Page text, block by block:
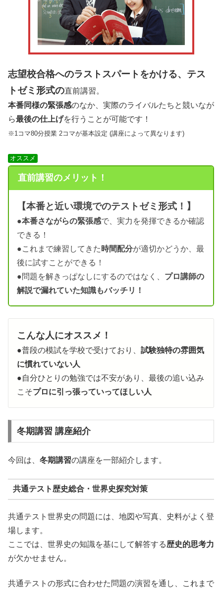
志望校合格へのラストスパートをかける、テス
トゼミ形式の直前講習。
本番同様の緊張感のなか、実際のライバルたちと競いなが
ら最後の仕上げを行うことが可能です！
※1コマ80分授業 2コマが基本設定 (講座によって異なります)
オススメ
直前講習のメリット！
【本番と近い環境でのテストゼミ形式！】
●本番さながらの緊張感で、実力を発揮できるか確認
できる！
●これまで練習してきた 時間配分が適切かどうか、最
後に試すことができる！
●問題を解きっぱなしにするのではなく、 プロ講師の
解説で漏れていた知識もバッチリ！
こんな人にオススメ！
●普段の模試を学校で受けており、 試験独特の雰囲気
に慣れていない人
●自分ひとりの勉強では不安があり、最後の追い込み
こそプロに引っ張っていってほしい人
冬期講習 講座紹介
今回は、 冬期講習の講座を一部紹介します。
共通テスト歴史総合・世界史探究対策
共通テスト世界史の問題には、地図や写真、史料がよく登
場します。
ここでは、世界史の知識を基にして解答する歴史的思考力
が欠かせません。
共通テストの形式に合わせた問題の演習を通し、これまで